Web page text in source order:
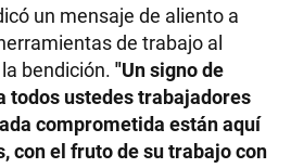
un mensaje de aliento a
de trabajo al
bendición. "Un signo de
todos ustedes trabajadores
comprometida están aquí
con el fruto de su trabajo con